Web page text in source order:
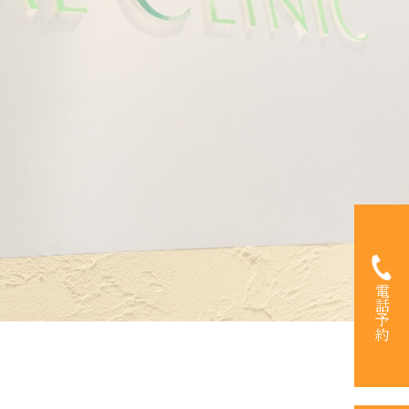
電話予約
TEL.03-